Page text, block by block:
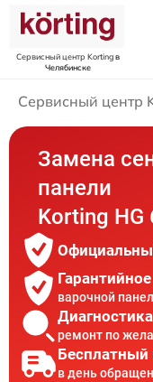
Сервисный центр Kortingв
Челябинске
Сервисный центр
Замена
панели
Korting HG
варочной
ремонт по
Бесплатный
в день